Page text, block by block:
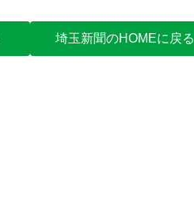
埼玉新聞のHOMEに戻る